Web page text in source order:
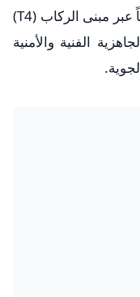
رحلات الخطوط الجوية الكويتية حصرياً عبر مبنى الركاب (T4)
الفنية والأمنية